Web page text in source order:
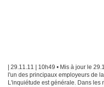
| 29.11.11 | 10h49 • Mis à jour le
l'un des principaux employeurs de
L'inquiétude est générale. Dans les